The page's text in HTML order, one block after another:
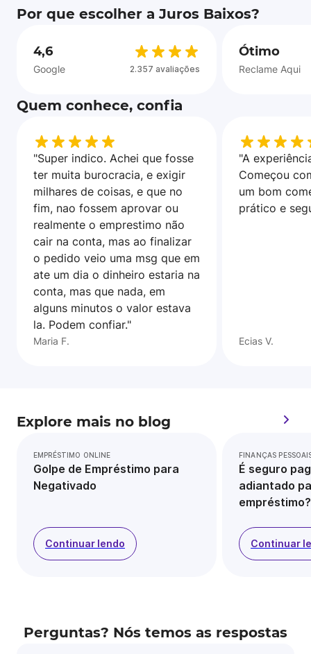
Por que escolher a Juros Baixos?
4,6
Google 2.357 avaliações
Ótimo
Reclame Aqui
Quem conhece, confia
"Super indico. Achei que fosse
ter muita burocracia, e exigir
milhares de coisas, e que no
fim, nao fossem aprovar ou
realmente o emprestimo não
cair na conta, mas ao finalizar
o pedido veio uma msg que em
ate um dia o dinheiro estaria na
conta, mas que nada, em
alguns minutos o valor estava
la. Podem confiar."
Maria F.
"A
Começou
um bom
prático e
Ecias V.
Explore mais no blog
EMPRÉSTIMO ONLINE
Golpe de Empréstimo para
Negativado
Continuar lendo
FINANÇAS
É seguro
adiantado
empréstimo?
Continuar
Perguntas? Nós temos as respostas